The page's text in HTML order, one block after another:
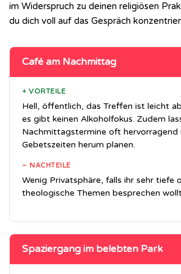
im Widerspruch zu deinen religiösen
du dich voll auf das Gespräch
Café am Nachmittag
+ VORTEILE
Hell, öffentlich, das Treffen ist leicht
es gibt keinen Alkoholfokus. Zudem
Nachmittagstermine oft hervorragend
Gebetszeiten herum planen.
– NACHTEILE
Wenig Privatsphäre, falls ihr sehr tiefe
theologische Themen besprechen
Spaziergang im belebten Park